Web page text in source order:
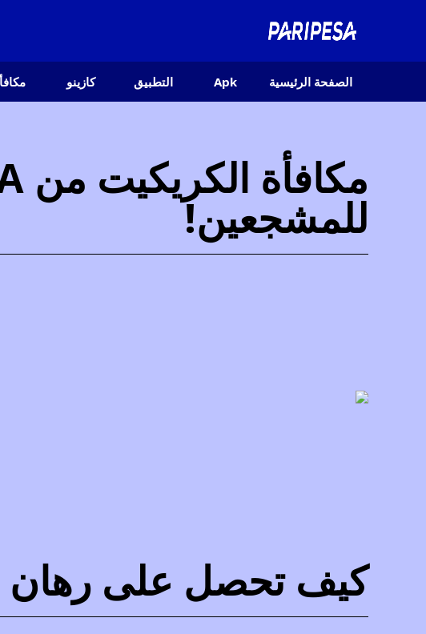
الصفحة الرئيسية Apk التطبيق كازينو
للمشجعين!
كيف تحصل على رهان